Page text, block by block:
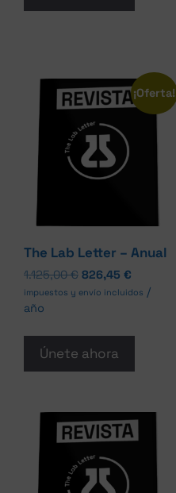
¡Oferta!
The Lab Letter – Anual
1.125,00€ 826,45 €
impuestos y envío incluidos /
año
Únete ahora